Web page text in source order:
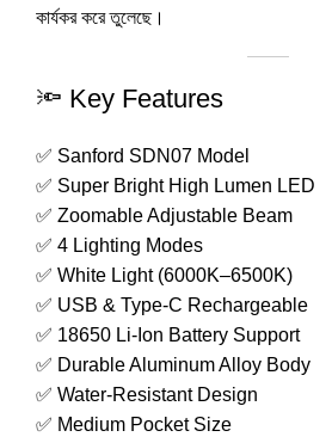
কার্যকর করে তুলেছে।
🔦 Key Features
✅ Sanford SDN07 Model
✅ Super Bright High Lumen LED
✅ Zoomable Adjustable Beam
✅ 4 Lighting Modes
✅ White Light (6000K–6500K)
✅ USB & Type-C Rechargeable
✅ 18650 Li-Ion Battery Support
✅ Durable Aluminum Alloy Body
✅ Water-Resistant Design
✅ Medium Pocket Size